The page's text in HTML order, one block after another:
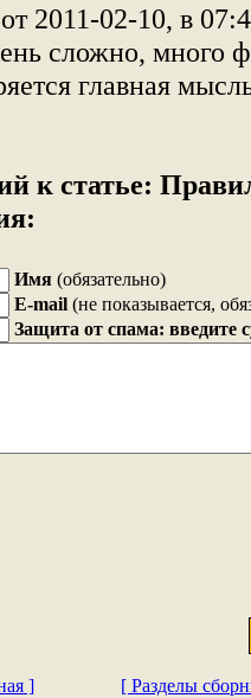
от 2011-02-10, в
сложно, много
главная
к статье:
Имя (обязательно)
E-mail (не показывается,
Защита от спама: введите
] [ Разделы